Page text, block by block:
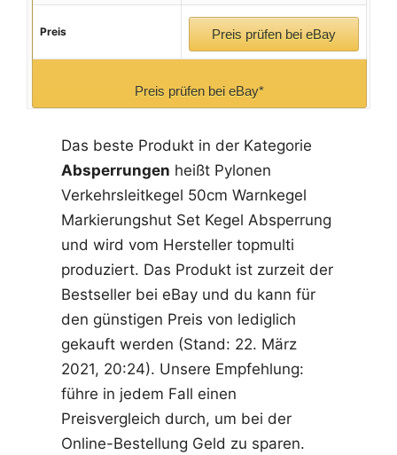
Preis Preis prüfen bei eBay
Preis prüfen bei eBay*
Das beste Produkt in der Kategorie
Absperrungen heißt Pylonen
Verkehrsleitkegel 50cm Warnkegel
Markierungshut Set Kegel Absperrung
und wird vom Hersteller topmulti
produziert. Das Produkt ist zurzeit der
Bestseller bei eBay und du kann für
den günstigen Preis von lediglich
gekauft werden (Stand: 22. März
2021, 20:24). Unsere Empfehlung:
führe in jedem Fall einen
Preisvergleich durch, um bei der
Online-Bestellung Geld zu sparen.